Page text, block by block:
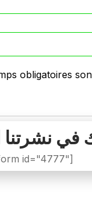
obligatoires
id="4777"]